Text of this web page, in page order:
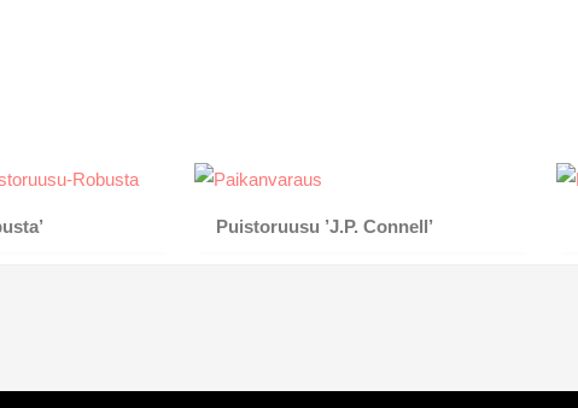
Puistoruusu ’J.P. Connell’